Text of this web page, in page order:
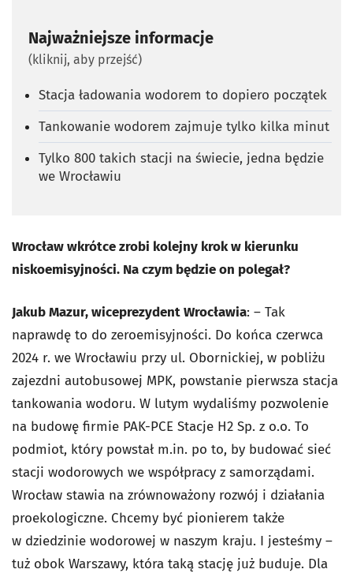
Najważniejsze informacje
(kliknij, aby przejść)
Stacja ładowania wodorem to dopiero początek
Tankowanie wodorem zajmuje tylko kilka minut
Tylko 800 takich stacji na świecie, jedna będzie
we Wrocławiu
Wrocław wkrótce zrobi kolejny krok w kierunku
niskoemisyjności. Na czym będzie on polegał?
Jakub Mazur, wiceprezydent Wrocławia: – Tak
naprawdę to do zeroemisyjności. Do końca czerwca
2024 r. we Wrocławiu przy ul. Obornickiej, w pobliżu
zajezdni autobusowej MPK, powstanie pierwsza stacja
tankowania wodoru. W lutym wydaliśmy pozwolenie
na budowę firmie PAK-PCE Stacje H2 Sp. z o.o. To
podmiot, który powstał m.in. po to, by budować sieć
stacji wodorowych we współpracy z samorządami.
Wrocław stawia na zrównoważony rozwój i działania
proekologiczne. Chcemy być pionierem także
w dziedzinie wodorowej w naszym kraju. I jesteśmy –
tuż obok Warszawy, która taką stację już buduje. Dla